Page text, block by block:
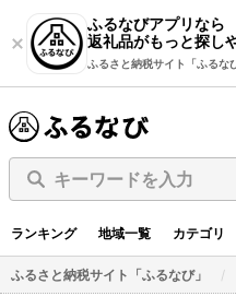
ふるなびアプリなら
返礼品がもっと探し
ふるさと納税サイト「ふるな
キーワードを入力
ランキング 地域一覧 カテゴリ
ふるさと納税サイト「ふるなび」